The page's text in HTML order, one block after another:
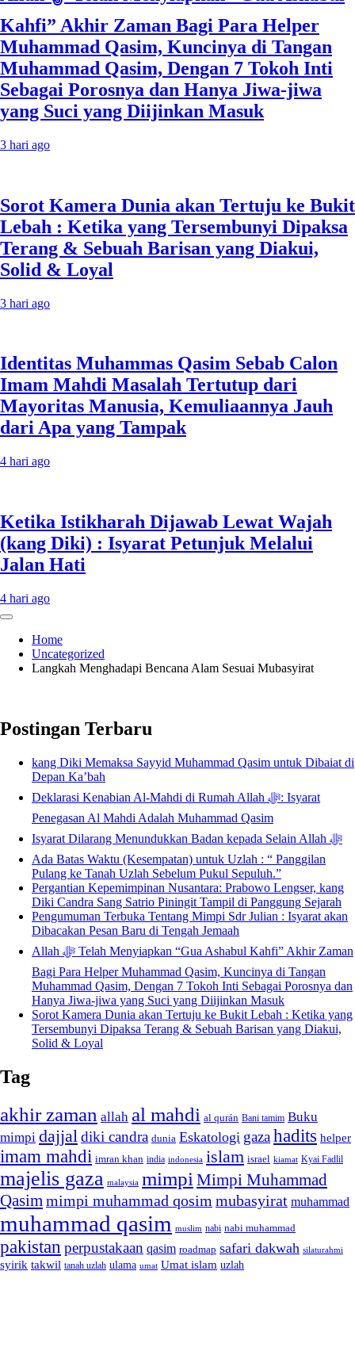
Kahfi” Akhir Zaman Bagi Para Helper
Muhammad Qasim, Kuncinya di Tangan
Muhammad Qasim, Dengan 7 Tokoh Inti
Sebagai Porosnya dan Hanya Jiwa-jiwa
yang Suci yang Diijinkan Masuk
3 hari ago
Sorot Kamera Dunia akan Tertuju ke Bukit
Lebah : Ketika yang Tersembunyi Dipaksa
Terang & Sebuah Barisan yang Diakui,
Solid & Loyal
3 hari ago
Identitas Muhammas Qasim Sebab Calon
Imam Mahdi Masalah Tertutup dari
Mayoritas Manusia, Kemuliaannya Jauh
dari Apa yang Tampak
4 hari ago
Ketika Istikharah Dijawab Lewat Wajah
(kang Diki) : Isyarat Petunjuk Melalui
Jalan Hati
4 hari ago
Home
Uncategorized
Langkah Menghadapi Bencana Alam Sesuai Mubasyirat
Postingan Terbaru
kang Diki Memaksa Sayyid Muhammad Qasim untuk Dibaiat di
Depan Ka’bah
Deklarasi Kenabian Al-Mahdi di Rumah Allah ﷻ: Isyarat
Penegasan Al Mahdi Adalah Muhammad Qasim
Isyarat Dilarang Menundukkan Badan kepada Selain Allah ﷻ
Ada Batas Waktu (Kesempatan) untuk Uzlah : “ Panggilan
Pulang ke Tanah Uzlah Sebelum Pukul Sepuluh.”
Pergantian Kepemimpinan Nusantara: Prabowo Lengser, kang
Diki Candra Sang Satrio Piningit Tampil di Panggung Sejarah
Pengumuman Terbuka Tentang Mimpi Sdr Julian : Isyarat akan
Dibacakan Pesan Baru di Tengah Jemaah
Allah ﷻ Telah Menyiapkan “Gua Ashabul Kahfi” Akhir Zaman
Bagi Para Helper Muhammad Qasim, Kuncinya di Tangan
Muhammad Qasim, Dengan 7 Tokoh Inti Sebagai Porosnya dan
Hanya Jiwa-jiwa yang Suci yang Diijinkan Masuk
Sorot Kamera Dunia akan Tertuju ke Bukit Lebah : Ketika yang
Tersembunyi Dipaksa Terang & Sebuah Barisan yang Diakui,
Solid & Loyal
Tag
akhir zaman allah al mahdi al qurán Bani tamim Buku
mimpi dajjal diki candra dunia Eskatologi gazahadits helper
imam mahdi imran khan india indonesia islam israel kiamat Kyai Fadlil
majelis gaza malaysia mimpi Mimpi Muhammad
Qasim mimpi muhammad qosim mubasyirat muhammad
muhammad qasim muslim nabi nabi muhammad
pakistan perpustakaan qasim roadmap safari dakwah silaturahmi
syirik takwil tanah uzlah ulama umat Umat islam uzlah